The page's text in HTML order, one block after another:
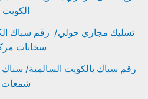
الكويت
سخانات
شمعات